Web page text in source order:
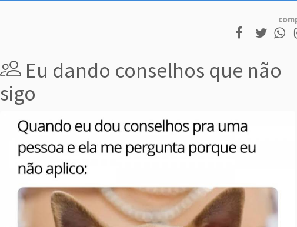
Eu dando conselhos que não
sigo